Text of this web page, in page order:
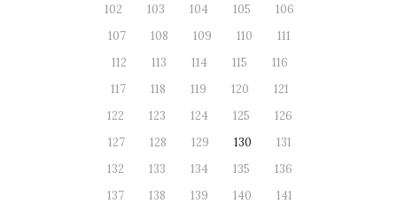
102
103 104 105
106
107
108 109 110
111
112
113 114 115
116
117
118 119 120
121
122
123 124 125
126
127
128 129 130
131
132
133 134 135
136
137
138 139 140
141